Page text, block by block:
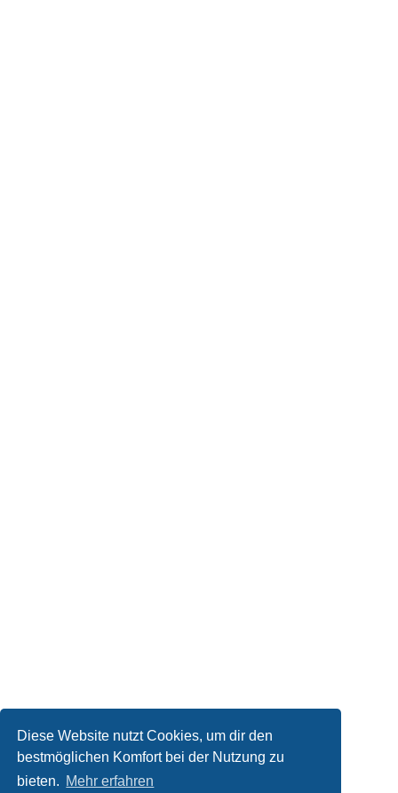
Diese Website nutzt Cookies, um dir den
bestmöglichen Komfort bei der Nutzung zu
bieten. Mehr erfahren